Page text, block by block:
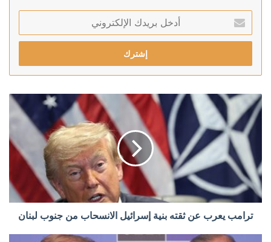
بريدك
الإلكتروني
ترامب يعرب عن ثقته بنية إسرائيل الانسحاب من جنوب لبنان